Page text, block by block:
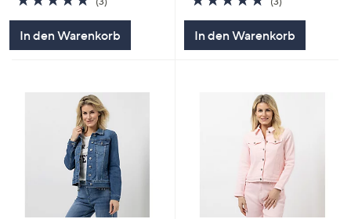
von
5
In den Warenkorb
von
In den Warenkorb